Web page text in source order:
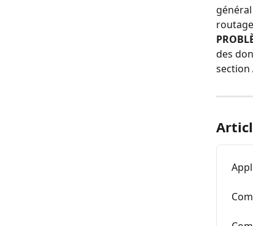
des
section